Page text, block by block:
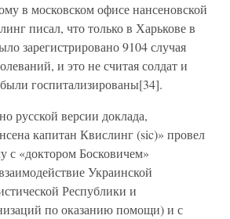
в московском офисе нансеновской
писал, что только в Харькове в
зарегистрировано 9104 случая
и это не считая солдат и
госпитализированы[34].
русской версии доклада,
капитан Квислинг (sic)» провел
с «доктором Босковичем»
Украинской
Республики и
по оказанию помощи) и с